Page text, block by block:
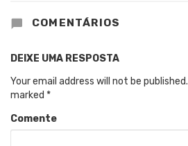
COMENTÁRIOS
DEIXE UMA RESPOSTA
Your email address will not be published.
marked *
Comente